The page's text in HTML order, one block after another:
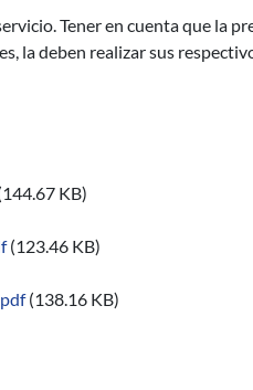
Tener en cuenta que la
la deben realizar sus
KB)
(123.46 KB)
(138.16 KB)